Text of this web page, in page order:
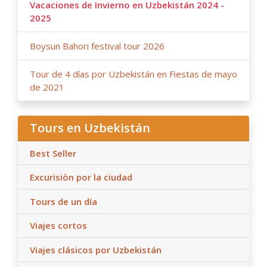
Vacaciones de Invierno en Uzbekistán 2024 -
2025
Boysun Bahori festival tour 2026
Tour de 4 días por Uzbekistán en Fiestas de mayo
de 2021
Tours en Uzbekistán
Best Seller
Excurisiòn por la ciudad
Tours de un día
Viajes cortos
Viajes clásicos por Uzbekistán